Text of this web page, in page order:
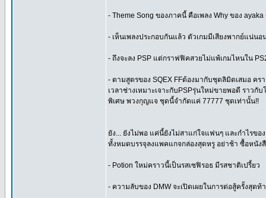
- Theme Song ของภาคนี้ คือเพลง Why ของ
- เห็นเพลงประกอบกันแล้ว ตัวเกมมีเสียงพากย์แน่น
- ถึงจะลง PSP แต่กราฟฟิคสวยไม่แพ้เกมไหนใน
- ตามสูตรของ SQEX FFต้องมากับชุดลิมิตเสมอ คร
เวลาช่างเหมาะเจาะกับPSPรุ่นใหม่ขายพอดี ราว
พิเศษ พวงกุญแจ ชุดนี้จำกัดแค่ 77777 ชุดเท่านั้น!!
ยัง... ยังไม่พอ แค่นี้ยังไม่สาแก่ใจแฟนๆ และกำไรข
ทั้งหมดบรรจุลงแพคแกจกล่องสุดหรู อย่าช้า ซื้อหนัง
- Potion ใหม่คราวนี้เป็นรสเซฟิรอธ มีรสชาติเปรี้ยว
- ความลับของ DMW จะเปิดเผยในการต่อสู้ครั้งสุด